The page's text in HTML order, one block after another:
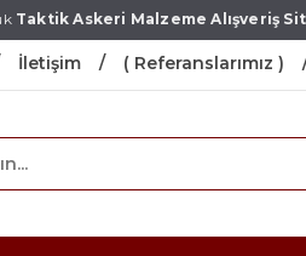
Taktik Askeri Malzeme Alışveriş
İletişim ( Referanslarımız )